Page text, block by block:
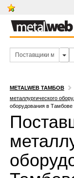
METALWEB ТАМБОВ
металлургического
оборудования в Тамбове